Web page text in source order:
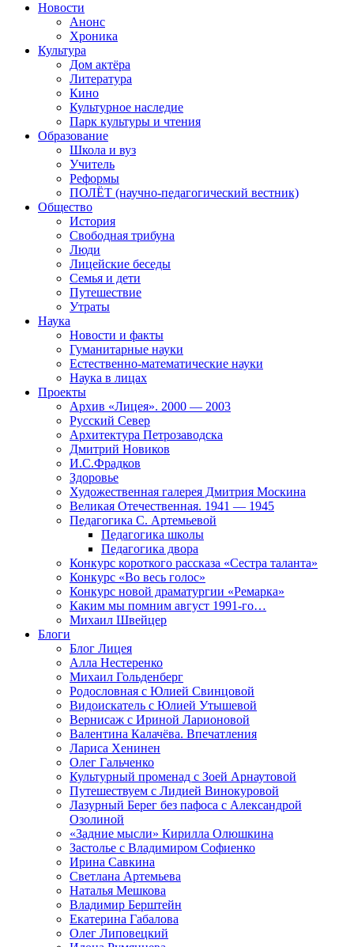
Новости
Анонс
Хроника
Культура
Дом актёра
Литература
Кино
Культурное наследие
Парк культуры и чтения
Образование
Школа и вуз
Учитель
Реформы
ПОЛЁТ (научно-педагогический вестник)
Общество
История
Свободная трибуна
Люди
Лицейские беседы
Семья и дети
Путешествие
Утраты
Наука
Новости и факты
Гуманитарные науки
Естественно-математические науки
Наука в лицах
Проекты
Архив «Лицея». 2000 — 2003
Русский Север
Архитектура Петрозаводска
Дмитрий Новиков
И.С.Фрадков
Здоровье
Художественная галерея Дмитрия Москина
Великая Отечественная. 1941 — 1945
Педагогика С. Артемьевой
Педагогика школы
Педагогика двора
Конкурс короткого рассказа «Сестра таланта»
Конкурс «Во весь голос»
Конкурс новой драматургии «Ремарка»
Каким мы помним август 1991-го…
Михаил Швейцер
Блоги
Блог Лицея
Алла Нестеренко
Михаил Гольденберг
Родословная с Юлией Свинцовой
Видоискатель с Юлией Утышевой
Вернисаж с Ириной Ларионовой
Валентина Калачёва. Впечатления
Лариса Хенинен
Олег Гальченко
Культурный променад с Зоей Арнаутовой
Путешествуем с Лидией Винокуровой
Лазурный Берег без пафоса с Александрой
Озолиной
«Задние мысли» Кирилла Олюшкина
Застолье с Владимиром Софиенко
Ирина Савкина
Светлана Артемьева
Наталья Мешкова
Владимир Берштейн
Екатерина Габалова
Олег Липовецкий